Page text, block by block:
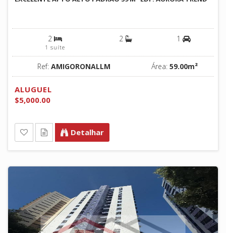
2
1 suíte
2 1
Ref: AMIGORONALLM Área: 59.00m²
ALUGUEL
$5,000.00
Detalhar